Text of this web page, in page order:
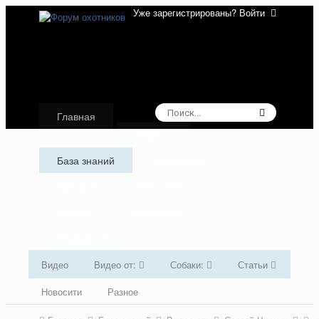
Уже зарегистрированы? Войти
Главная
База знаний
Видео Видео от: Собаки:
Статьи
Новосити
Разное